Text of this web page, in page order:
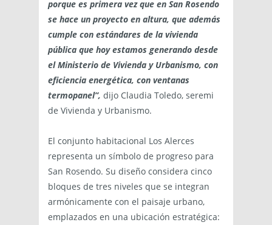
porque es primera vez que en San Rosendo
se hace un proyecto en altura, que además
cumple con estándares de la vivienda
pública que hoy estamos generando desde
el Ministerio de Vivienda y Urbanismo, con
eficiencia energética, con ventanas
termopanel”, dijo Claudia Toledo, seremi
de Vivienda y Urbanismo.
El conjunto habitacional Los Alerces
representa un símbolo de progreso para
San Rosendo. Su diseño considera cinco
bloques de tres niveles que se integran
armónicamente con el paisaje urbano,
emplazados en una ubicación estratégica: